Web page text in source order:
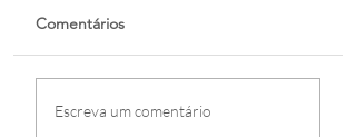
Comentários
Escreva um comentário